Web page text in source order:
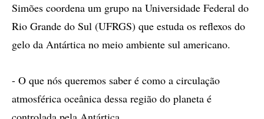
Simões coordena um grupo na Universidade Federal do
Rio Grande do Sul (UFRGS) que estuda os reflexos do
gelo da Antártica no meio ambiente sul americano.
- O que nós queremos saber é como a circulação
atmosférica oceânica dessa região do planeta é